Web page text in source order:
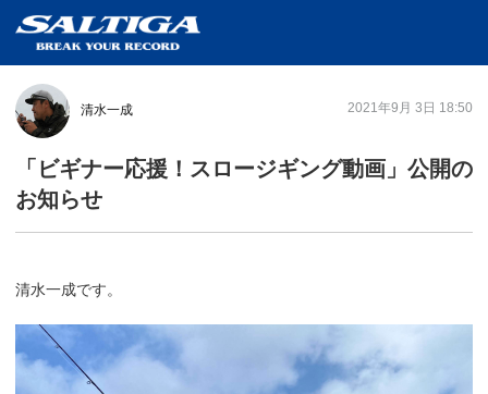
プロダクトレビュー
清水一成 2021年9月 3日 18:50
「ビギナー応援！スロージギング動画」公開の
お知らせ
清水一成です。